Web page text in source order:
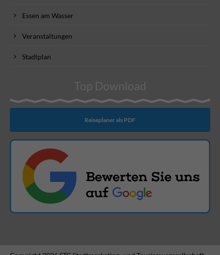
Essen am Wasser
Veranstaltungen
Stadtplan
Top Download
Reiseplaner als PDF